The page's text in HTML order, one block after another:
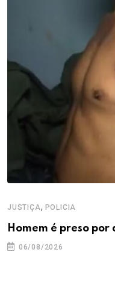
JUSTIÇA, POLICIA
Homem é preso
06/08/2026